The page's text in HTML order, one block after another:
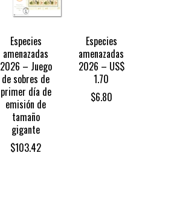
Especies
amenazadas
2026 – Juego
de sobres de
primer día de
emisión de
tamaño
gigante
$103.42
Especies
amenazadas
2026 – US$
1.70
$6.80